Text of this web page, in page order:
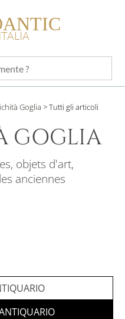
ITALIA
Goglia >Tutti gli articoli
GOGLIA
objets d'art,
anciennes